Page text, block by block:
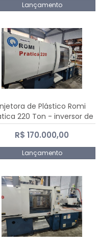
Lançamento
de Plástico Romi
220 Ton - inversor de
frequência NR 12
R$ 170.000,00
Lançamento